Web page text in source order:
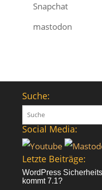
Snapchat
mastodon
Suche:
Suchen
nach:
Social Media:
Letzte Beiträge:
WordPress
kommt 7.1?